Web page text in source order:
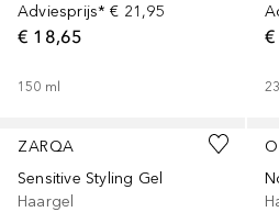
Adviesprijs* € 21,95
€ 18,65
150 ml
€
ZARQA
Sensitive Styling Gel
Haargel